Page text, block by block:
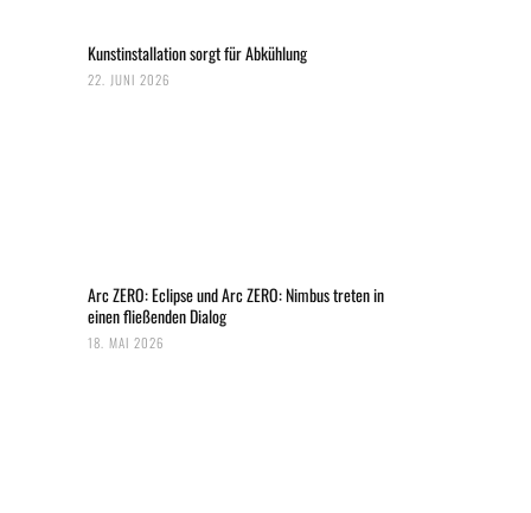
Kunstinstallation sorgt für Abkühlung
22. JUNI 2026
Arc ZERO: Eclipse und Arc ZERO: Nimbus treten in
einen fließenden Dialog
18. MAI 2026